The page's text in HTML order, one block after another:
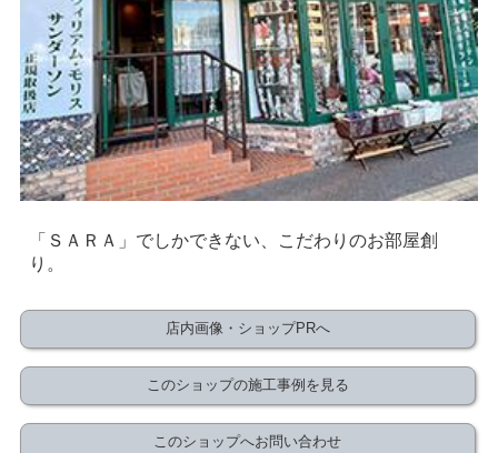
「ＳＡＲＡ」でしかできない、こだわりのお部屋創
り。
店内画像・ショップPRへ
このショップの施工事例を見る
このショップへお問い合わせ